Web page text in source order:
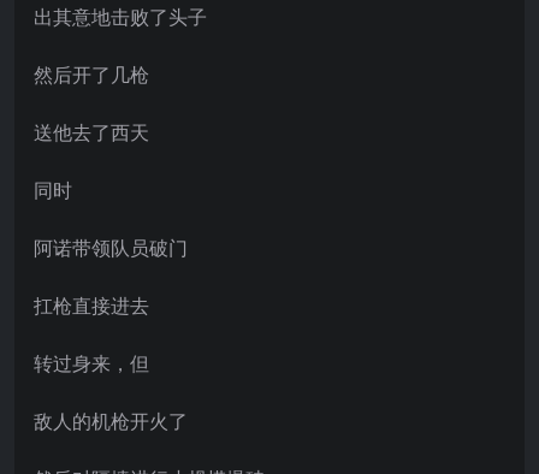
出其意地击败了头子
然后开了几枪
送他去了西天
同时
阿诺带领队员破门
扛枪直接进去
转过身来，但
敌人的机枪开火了